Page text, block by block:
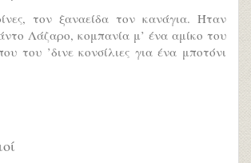
τον ξαναείδα τον κανάγια. Ήταν
Λάζαρο, κομπανία μ’ ένα αμίκο του
του ’δινε κονσίλιες για ένα μποτόνι